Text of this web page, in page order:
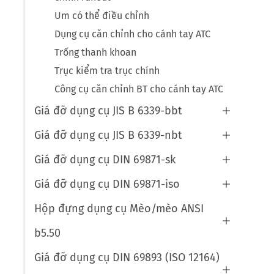
Um có thể điều chỉnh
Dụng cụ căn chỉnh cho cánh tay ATC
Trống thanh khoan
Trục kiểm tra trục chính
Công cụ căn chỉnh BT cho cánh tay ATC
Giá đỡ dụng cụ JIS B 6339-bbt 
Giá đỡ dụng cụ JIS B 6339-nbt 
Giá đỡ dụng cụ DIN 69871-sk 
Giá đỡ dụng cụ DIN 69871-iso 
Hộp đựng dụng cụ Mèo/mèo ANSI
b5.50

Giá đỡ dụng cụ DIN 69893 (ISO 12164)
